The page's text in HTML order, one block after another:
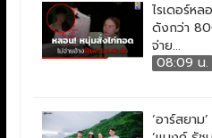
จ่าย...
08:09 น.
14:21 น.